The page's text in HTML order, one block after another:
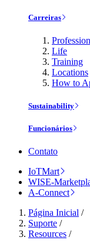
Carreiras
Life
Training
Locations
How to
Sustainability
Funcionários
Contato
IoTMart
WISE-
A-Connect
Página Inicial /
Suporte /
Resources /